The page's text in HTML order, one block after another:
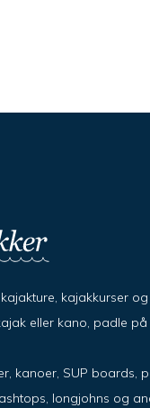
kajakkurser
eller kano, padle
kanoer, SUP boards,
longjohns og